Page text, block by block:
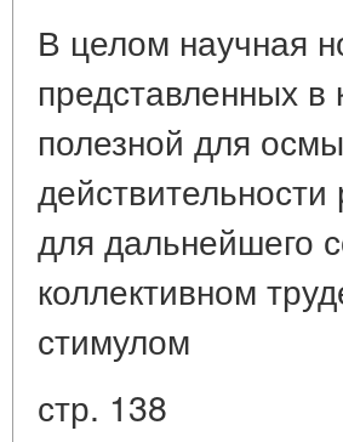
В целом научная
представленных
полезной для
для дальнейшего
коллективном
стимулом
стр. 138